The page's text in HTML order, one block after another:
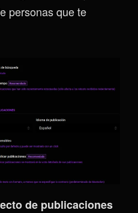
personas que te
de publicaciones